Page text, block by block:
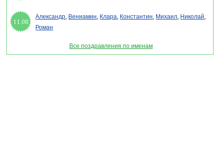
11.08
Александр, Вениамин, Клара, Константин, Михаил, Николай,
Роман
Все поздравления по именам